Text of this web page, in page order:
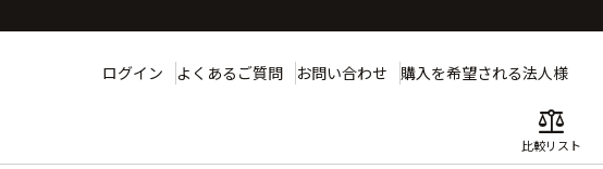
ログイン よくあるご質問 お問い合わせ 購入を希望される法人様
balance
比較リスト